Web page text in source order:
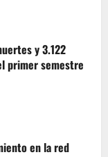
y 3.122
primer semestre
en la red